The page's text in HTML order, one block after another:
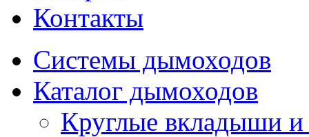
Контакты
Системы дымоходов
Каталог дымоходов
Круглые вкладыши